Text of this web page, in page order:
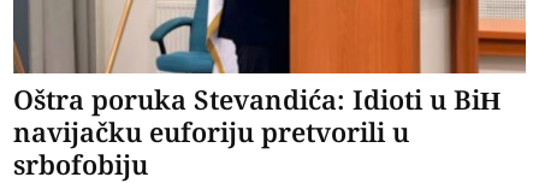
Oštra poruka Stevandića: Idioti u BiH
navijačku euforiju pretvorili u
srbofobiju